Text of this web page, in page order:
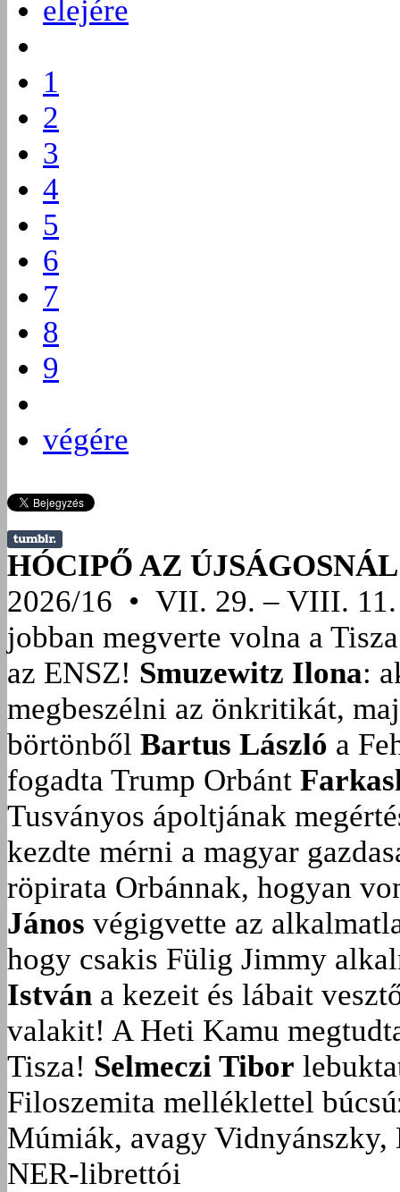
elejére
1
2
3
4
5
6
7
8
9
végére
HÓCIPŐ AZ ÚJSÁGOSNÁL
2026/16 • VII. 29. – VIII. 11.
jobban megverte volna a
az ENSZ! Smuzewitz Ilona:
megbeszélni az önkritikát,
börtönből Bartus László a
fogadta Trump Orbánt
Tusványos ápoltjának
kezdte mérni a magyar
röpirata Orbánnak, hogyan
János végigvette az
hogy csakis Fülig Jimmy
István a kezeit és lábait
valakit! A Heti Kamu
Tisza! Selmeczi Tibor
Filoszemita melléklettel
Múmiák, avagy Vidnyánszky,
NER-librettói